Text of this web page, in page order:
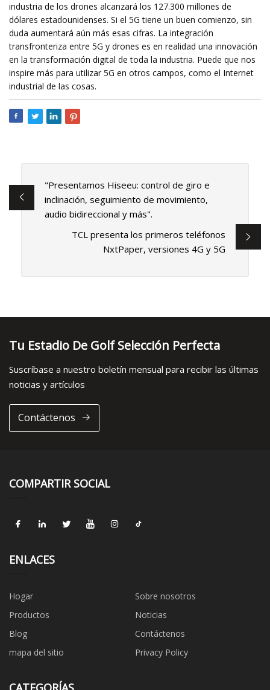
industria de los drones alcanzará los 127.300 millones de
dólares estadounidenses. Si el 5G tiene un buen comienzo, sin
duda aumentará aún más esas cifras. La integración
transfronteriza entre 5G y drones es en realidad una innovación
en la transformación digital de toda la industria. Puede que nos
inspire más para utilizar 5G en otros campos, como el Internet
industrial de las cosas.
"Presentamos Hiseeu: control de giro e
inclinación, seguimiento de movimiento,
audio bidireccional y más".
TCL presenta los primeros teléfonos
NxtPaper, versiones 4G y 5G
Tu Estadio De Golf Selección Perfecta
Suscríbase a nuestro boletín mensual para recibir las últimas
noticias y artículos
Contáctenos
COMPARTIR SOCIAL
ENLACES
Hogar
Sobre nosotros
Productos
Noticias
Blog
Contáctenos
mapa del sitio
Privacy Policy